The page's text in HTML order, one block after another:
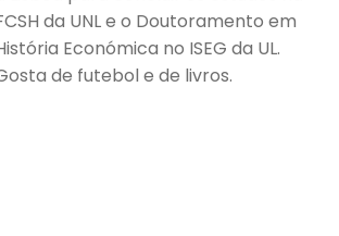
da UNL e o Doutoramento em
Económica no ISEG da UL.
de futebol e de livros.